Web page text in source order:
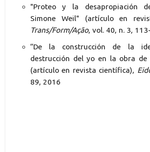
"Proteo y la desapropiación
Simone Weil" (artículo en
Trans/Form/Ação, vol. 40, n. 3,
“De la construcción de la
destrucción del yo en la obra de
(artículo en revista científica),
89, 2016